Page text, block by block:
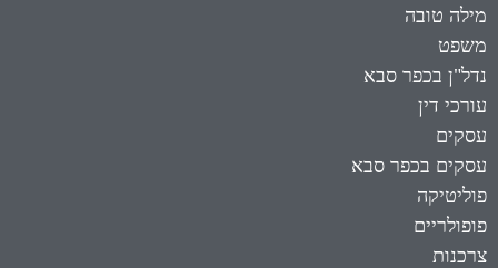
מילה טובה
משפט
נדל"ן בכפר סבא
עורכי דין
עסקים
עסקים בכפר סבא
פוליטיקה
פופולריים
צרכנות